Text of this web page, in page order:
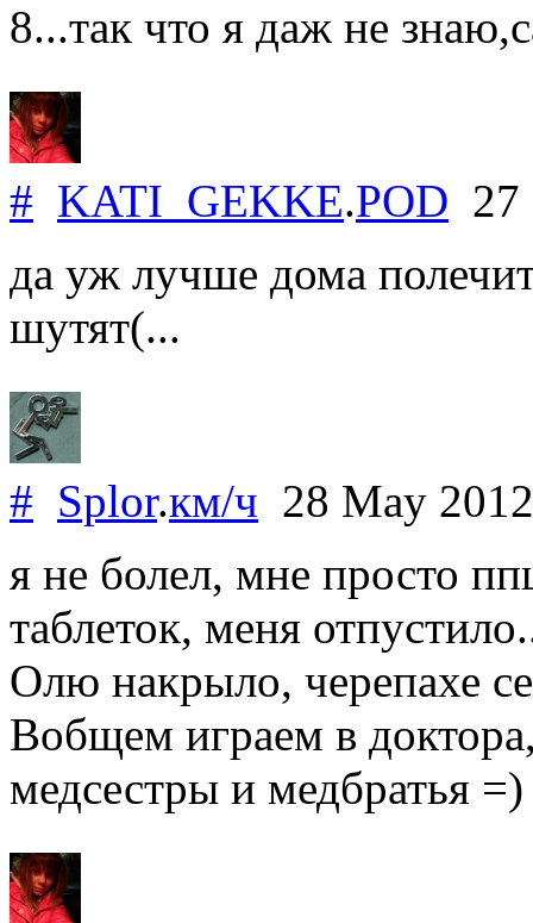
8...так что я даж не
# KATI_GEKKE.POD
да уж лучше дома
шутят(...
# Splor.км/ч 28 May
я не болел, мне просто
таблеток, меня
Олю накрыло, черепахе
Вобщем играем в
медсестры и медбратья =)